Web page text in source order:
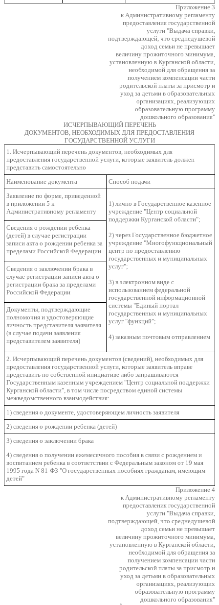
Приложение 3
к Административному регламенту
предоставления государственной
услуги "Выдача справки,
подтверждающей, что среднедушевой
доход семьи не превышает
величину прожиточного минимума,
установленную в Курганской области,
необходимой для обращения за
получением компенсации части
родительской платы за присмотр и
уход за детьми в образовательных
организациях, реализующих
образовательную программу
дошкольного образования"
ИСЧЕРПЫВАЮЩИЙ ПЕРЕЧЕНЬ
ДОКУМЕНТОВ, НЕОБХОДИМЫХ ДЛЯ ПРЕДОСТАВЛЕНИЯ
ГОСУДАРСТВЕННОЙ УСЛУГИ
1. Исчерпывающий перечень документов, необходимых для
предоставления государственной услуги, которые заявитель должен
представить самостоятельно
Наименование документа
Способ подачи
Заявление по форме, приведенной
в приложении 5 к
Административному регламенту
1) лично в Государственное казенное
учреждение "Центр социальной
поддержки Курганской области";
2) через Государственное бюджетное
учреждение "Многофункциональный
центр по предоставлению
государственных и муниципальных
услуг";
3) в электронном виде с
использованием федеральной
государственной информационной
системы "Единый портал
государственных и муниципальных
услуг "функций";
4) заказным почтовым отправлением
Сведения о рождении ребенка
(детей) в случае регистрации
записи акта о рождении ребенка за
пределами Российской Федерации
Сведения о заключении брака в
случае регистрации записи акта о
регистрации брака за пределами
Российской Федерации
Документы, подтверждающие
полномочия и удостоверяющие
личность представителя заявителя
(в случае подачи заявления
представителем заявителя)
2. Исчерпывающий перечень документов (сведений), необходимых для
предоставления государственной услуги, которые заявитель вправе
представить по собственной инициативе либо запрашиваются
Государственным казенным учреждением "Центр социальной поддержки
Курганской области", в том числе посредством единой системы
межведомственного взаимодействия:
1) сведения о документе, удостоверяющем личность заявителя
2) сведения о рождении ребенка (детей)
3) сведения о заключении брака
4) сведения о получении ежемесячного пособия в связи с рождением и
воспитанием ребенка в соответствии с Федеральным законом от 19 мая
1995 года N 81-ФЗ "О государственных пособиях гражданам, имеющим
детей"
Приложение 4
к Административному регламенту
предоставления государственной
услуги "Выдача справки,
подтверждающей, что среднедушевой
доход семьи не превышает
величину прожиточного минимума,
установленную в Курганской области,
необходимой для обращения за
получением компенсации части
родительской платы за присмотр и
уход за детьми в образовательных
организациях, реализующих
образовательную программу
дошкольного образования"